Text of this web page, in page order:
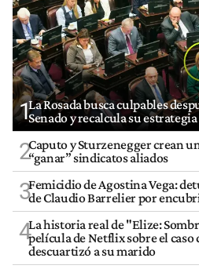
1La Rosada busca culpables
Senado y recalcula su estrategia
2Caputo y Sturzenegger crean
“ganar” sindicatos aliados
3Femicidio de Agostina Vega:
de Claudio Barrelier por
4La historia real de "Elize:
película de Netflix sobre el caso
descuartizó a su marido